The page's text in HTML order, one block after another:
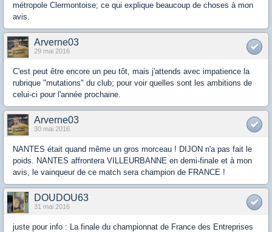
métropole Clermontoise; ce qui explique beaucoup de choses à mon
avis.
Arverne03
29 mai 2016
C'est peut être encore un peu tôt, mais j'attends avec impatience la
rubrique "mutations" du club; pour voir quelles sont les ambitions de
celui-ci pour l'année prochaine.
Arverne03
30 mai 2016
NANTES était quand même un gros morceau ! DIJON n'a pas fait le
poids. NANTES affrontera VILLEURBANNE en demi-finale et à mon
avis, le vainqueur de ce match sera champion de FRANCE !
DOUDOU63
31 mai 2016
juste pour info : La finale du championnat de France des Entreprises